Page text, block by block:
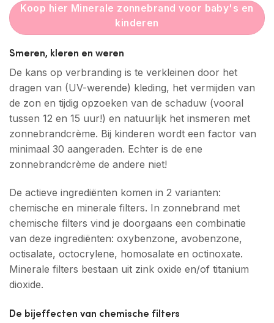
Koop hier Minerale zonnebrand voor baby's en
kinderen
Smeren, kleren en weren
De kans op verbranding is te verkleinen door het
dragen van (UV-werende) kleding, het vermijden van
de zon en tijdig opzoeken van de schaduw (vooral
tussen 12 en 15 uur!) en natuurlijk het insmeren met
zonnebrandcrème. Bij kinderen wordt een factor van
minimaal 30 aangeraden. Echter is de ene
zonnebrandcrème de andere niet!
De actieve ingrediënten komen in 2 varianten:
chemische en minerale filters. In zonnebrand met
chemische filters vind je doorgaans een combinatie
van deze ingrediënten: oxybenzone, avobenzone,
octisalate, octocrylene, homosalate en octinoxate.
Minerale filters bestaan uit zink oxide en/of titanium
dioxide.
De bijeffecten van chemische filters